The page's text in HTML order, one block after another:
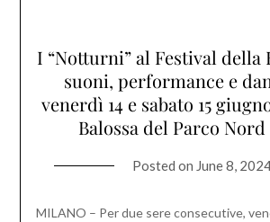
I “Notturni” al Festival della
suoni, performance e
venerdì 14 e sabato 15
Balossa del Parco
Posted on June 8,
MILANO – Per due sere consecutive,